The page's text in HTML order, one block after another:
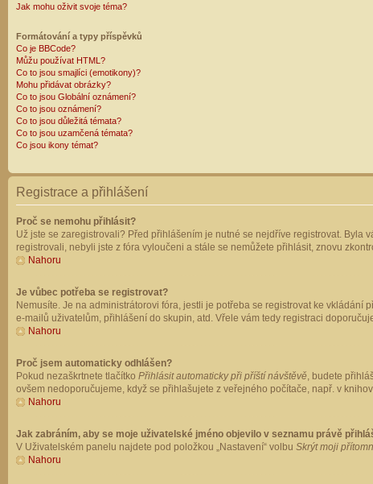
Jak mohu oživit svoje téma?
Formátování a typy příspěvků
Co je BBCode?
Můžu používat HTML?
Co to jsou smajlíci (emotikony)?
Mohu přidávat obrázky?
Co to jsou Globální oznámení?
Co to jsou oznámení?
Co to jsou důležitá témata?
Co to jsou uzamčená témata?
Co jsou ikony témat?
Registrace a přihlášení
Proč se nemohu přihlásit?
Už jste se zaregistrovali? Před přihlášením je nutné se nejdříve registrovat. Byla
registrovali, nebyli jste z fóra vyloučeni a stále se nemůžete přihlásit, znovu
Nahoru
Je vůbec potřeba se registrovat?
Nemusíte. Je na administrátorovi fóra, jestli je potřeba se registrovat ke
e-mailů uživatelům, přihlášení do skupin, atd. Vřele vám tedy registraci
Nahoru
Proč jsem automaticky odhlášen?
Pokud nezaškrtnete tlačítko Přihlásit automaticky při příští návštěvě, budete
ovšem nedoporučujeme, když se přihlašujete z veřejného počítače, např. v
Nahoru
Jak zabráním, aby se moje uživatelské jméno objevilo v seznamu právě
V Uživatelském panelu najdete pod položkou „Nastavení“ volbu Skrýt moji
Nahoru